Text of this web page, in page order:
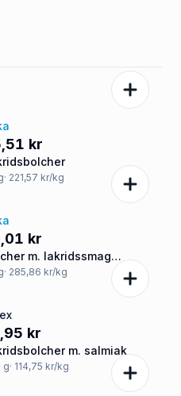
kr
· 221,57 kr/kg
kr
m. lakridssmag
· 285,86 kr/kg
kr
m. salmiak
g· 114,75 kr/kg